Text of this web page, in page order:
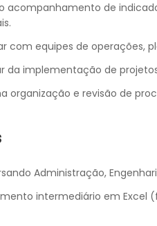
acompanhamento de
com equipes de operações,
da implementação de
organização e revisão de
Administração,
intermediário em Excel